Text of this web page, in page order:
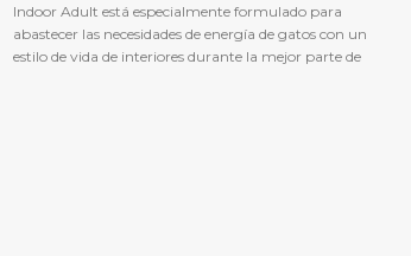
Indoor Adult está especialmente formulado para
abastecer las necesidades de energía de gatos con un
estilo de vida de interiores durante la mejor parte de